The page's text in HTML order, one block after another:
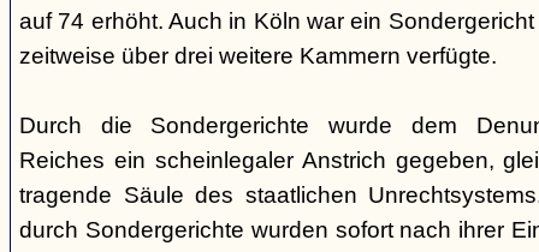
auf 74 erhöht. Auch in Köln war ein
zeitweise über drei weitere Kammern verfügte.
Durch die Sondergerichte wurde dem
Reiches ein scheinlegaler Anstrich gegeben,
tragende Säule des staatlichen
durch Sondergerichte wurden sofort nach ihrer